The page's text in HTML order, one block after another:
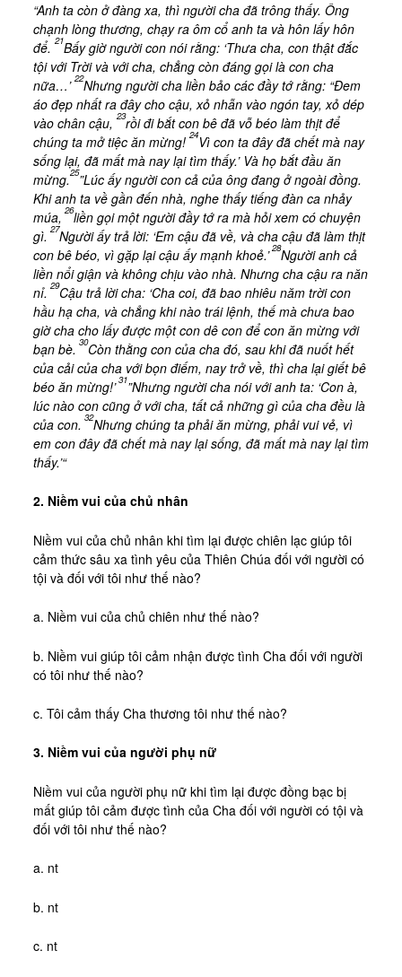
“Anh ta còn ở đàng xa, thì người cha đã trông thấy. Ông
chạnh lòng thương, chạy ra ôm cổ anh ta và hôn lấy hôn
để. 21Bấy giờ người con nói rằng: ‘Thưa cha, con thật đắc
tội với Trời và với cha, chẳng còn đáng gọi là con cha
nữa…’ 22Nhưng người cha liền bảo các đầy tớ rằng: “Đem
áo đẹp nhất ra đây cho cậu, xỏ nhẫn vào ngón tay, xỏ dép
vào chân cậu, 23rồi đi bắt con bê đã vỗ béo làm thịt để
chúng ta mở tiệc ăn mừng! 24Vì con ta đây đã chết mà nay
sống lại, đã mất mà nay lại tìm thấy.’ Và họ bắt đầu ăn
mừng.25”Lúc ấy người con cả của ông đang ở ngoài đồng.
Khi anh ta về gần đến nhà, nghe thấy tiếng đàn ca nhảy
múa, 26liền gọi một người đầy tớ ra mà hỏi xem có chuyện
gì. 27Người ấy trả lời: ‘Em cậu đã về, và cha cậu đã làm thịt
con bê béo, vì gặp lại cậu ấy mạnh khoẻ.’ 28Người anh cả
liền nổi giận và không chịu vào nhà. Nhưng cha cậu ra năn
nỉ. 29Cậu trả lời cha: ‘Cha coi, đã bao nhiêu năm trời con
hầu hạ cha, và chẳng khi nào trái lệnh, thế mà chưa bao
giờ cha cho lấy được một con dê con để con ăn mừng với
bạn bè. 30Còn thằng con của cha đó, sau khi đã nuốt hết
của cải của cha với bọn điếm, nay trở về, thì cha lại giết bê
béo ăn mừng!’ 31”Nhưng người cha nói với anh ta: ‘Con à,
lúc nào con cũng ở với cha, tất cả những gì của cha đều là
của con. 32Nhưng chúng ta phải ăn mừng, phải vui vẻ, vì
em con đây đã chết mà nay lại sống, đã mất mà nay lại tìm
thấy.’“
2. Niềm vui của chủ nhân
Niềm vui của chủ nhân khi tìm lại được chiên lạc giúp tôi
cảm thức sâu xa tình yêu của Thiên Chúa đối với người có
tội và đối với tôi như thế nào?
a. Niềm vui của chủ chiên như thế nào?
b. Niềm vui giúp tôi cảm nhận được tình Cha đối với người
có tôi như thế nào?
c. Tôi cảm thấy Cha thương tôi như thế nào?
3. Niềm vui của người phụ nữ
Niềm vui của người phụ nữ khi tìm lại được đồng bạc bị
mất giúp tôi cảm được tình của Cha đối với người có tội và
đối với tôi như thế nào?
a. nt
b. nt
c. nt